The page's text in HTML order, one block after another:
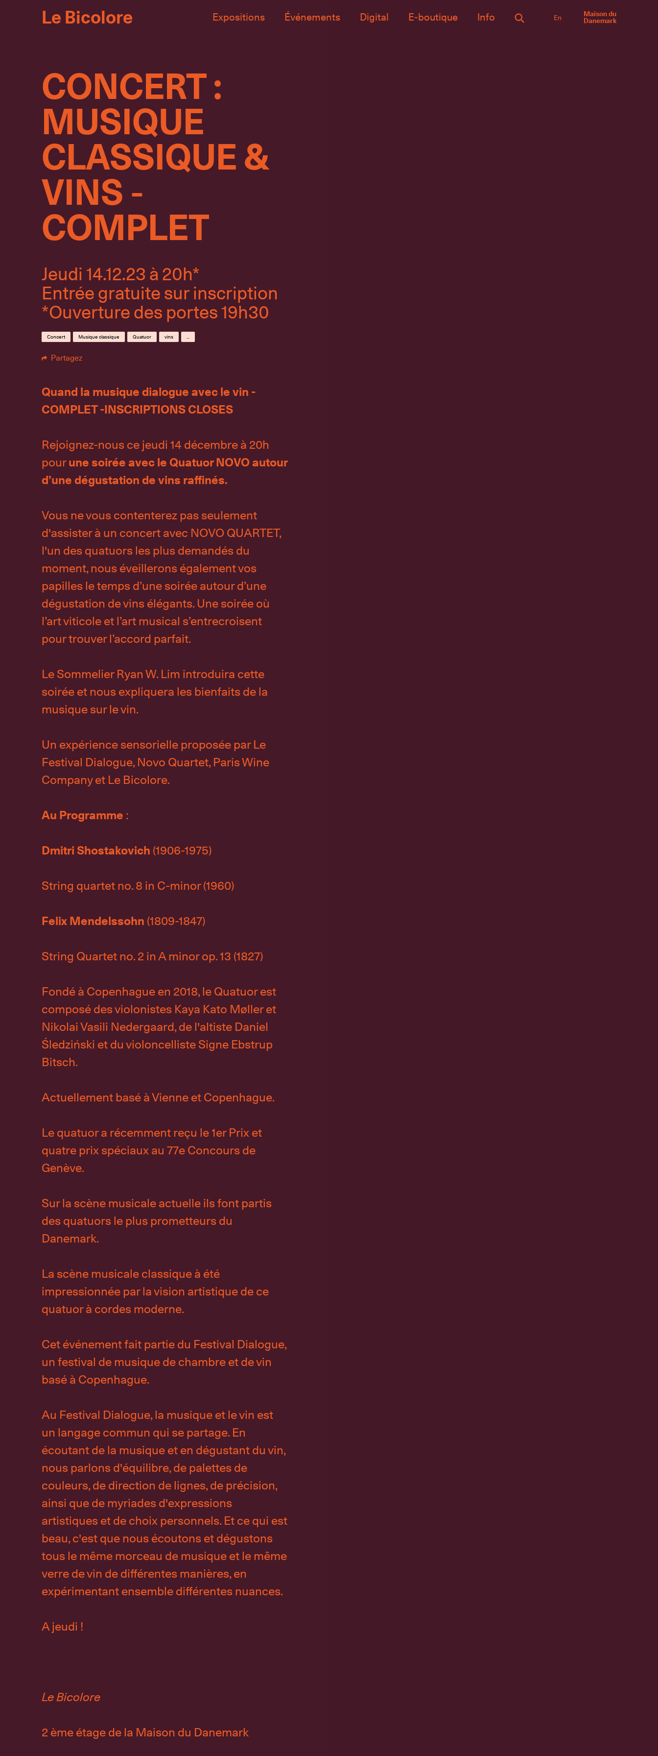
Le Bicolore Expositions Événements Digital E-boutique Info En Maison du
Danemark
CONCERT :
MUSIQUE
CLASSIQUE &
VINS -
COMPLET
Jeudi 14.12.23 à 20h*
Entrée gratuite sur inscription
*Ouverture des portes 19h30
Concert Musique classique Quatuor vins ...
Partagez
Quand la musique dialogue avec le vin -
COMPLET -INSCRIPTIONS CLOSES
Rejoignez-nous ce jeudi 14 décembre à 20h
pourune soirée avec le Quatuor NOVO autour
d’une dégustation de vins raffinés.
Vous ne vous contenterez pas seulement
d'assister à un concert avec NOVO QUARTET,
l'un des quatuors les plus demandés du
moment, nous éveillerons également vos
papilles le temps d’une soirée autour d’une
dégustation de vins élégants. Une soirée où
l’art viticole et l’art musical s’entrecroisent
pour trouver l’accord parfait.
Le Sommelier Ryan W. Lim introduira cette
soirée et nous expliquera les bienfaits de la
musique sur le vin.
Un expérience sensorielle proposée par Le
Festival Dialogue, Novo Quartet, Paris Wine
Company et Le Bicolore.
Au Programme :
Dmitri Shostakovich (1906-1975)
String quartet no. 8 in C-minor (1960)
Felix Mendelssohn (1809-1847)
String Quartet no. 2 in A minor op. 13 (1827)
Fondé à Copenhague en 2018, le Quatuor est
composé des violonistes Kaya Kato Møller et
Nikolai Vasili Nedergaard, de l'altiste Daniel
Śledziński et du violoncelliste Signe Ebstrup
Bitsch.
Actuellement basé à Vienne et Copenhague.
Le quatuor a récemment reçu le 1er Prix et
quatre prix spéciaux au 77e Concours de
Genève.
Sur la scène musicale actuelle ils font partis
des quatuors le plus prometteurs du
Danemark.
La scène musicale classique à été
impressionnée par la vision artistique de ce
quatuor à cordes moderne.
Cet événement fait partie du Festival Dialogue,
un festival de musique de chambre et de vin
basé à Copenhague.
Au Festival Dialogue, la musique et le vin est
un langage commun qui se partage. En
écoutant de la musique et en dégustant du vin,
nous parlons d'équilibre, de palettes de
couleurs, de direction de lignes, de précision,
ainsi que de myriades d'expressions
artistiques et de choix personnels. Et ce qui est
beau, c'est que nous écoutons et dégustons
tous le même morceau de musique et le même
verre de vin de différentes manières, en
expérimentant ensemble différentes nuances.
A jeudi !
Le Bicolore
2 ème étage de la Maison du Danemark